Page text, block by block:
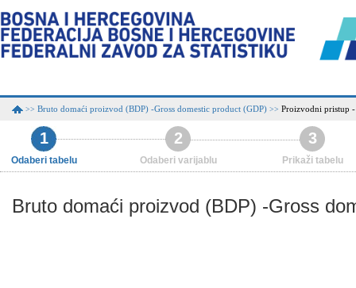
>> Bruto domaći proizvod (BDP) -Gross domestic product (GDP) >> Proizvodni pristup
1
Odaberi tabelu
2
Odaberi varijablu
3
Prikaži tabelu
Bruto domaći proizvod (BDP) -Gross